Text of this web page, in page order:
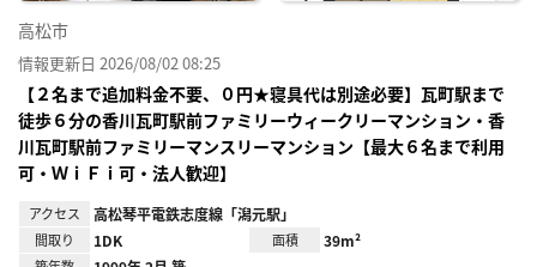
高松市
情報更新日 2026/08/02 08:25
【２名まで追加料金不要、０円★寝具代は別途必要】瓦町駅まで
徒歩６分の香川瓦町駅前ファミリーウィークリーマンション・香
川瓦町駅前ファミリーマンスリーマンション【最大６名まで利用
可・ＷｉＦｉ可・法人歓迎】
アクセス 高松琴平電鉄志度線「潟元駅」
間取り 1DK 面積 39m²